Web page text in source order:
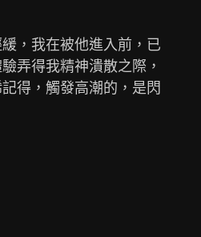
，我在被他進入前，已
弄得我精神潰散之際，
得，觸發高潮的，是閃